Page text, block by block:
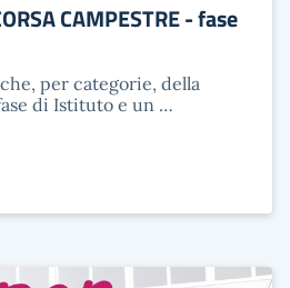
CAMPESTRE - fase
per categorie, della
di Istituto e un …